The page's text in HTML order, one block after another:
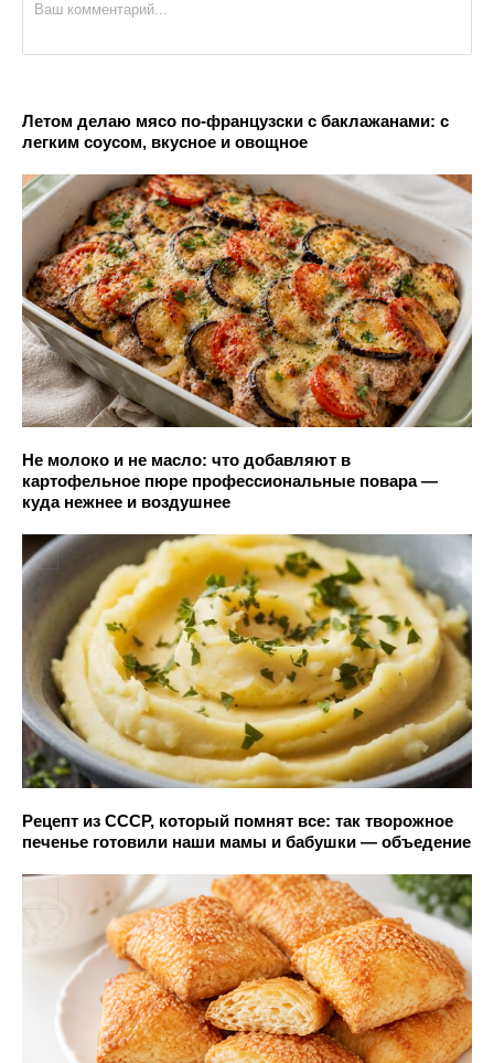
Летом делаю мясо по-французски с баклажанами: с
легким соусом, вкусное и овощное
Не молоко и не масло: что добавляют в
картофельное пюре профессиональные повара —
куда нежнее и воздушнее
Рецепт из СССР, который помнят все: так творожное
печенье готовили наши мамы и бабушки — объедение